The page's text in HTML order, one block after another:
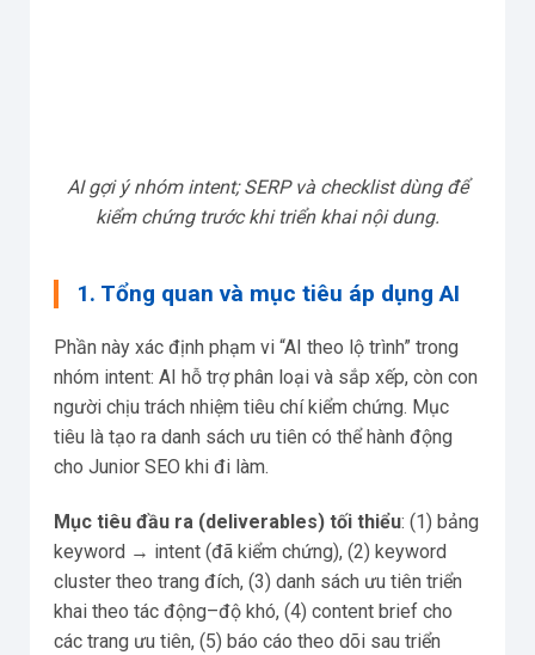
AI gợi ý nhóm intent; SERP và checklist dùng để
kiểm chứng trước khi triển khai nội dung.
1. Tổng quan và mục tiêu áp dụng AI
Phần này xác định phạm vi “AI theo lộ trình” trong
nhóm intent: AI hỗ trợ phân loại và sắp xếp, còn con
người chịu trách nhiệm tiêu chí kiểm chứng. Mục
tiêu là tạo ra danh sách ưu tiên có thể hành động
cho Junior SEO khi đi làm.
Mục tiêu đầu ra (deliverables) tối thiểu: (1) bảng
keyword → intent (đã kiểm chứng), (2) keyword
cluster theo trang đích, (3) danh sách ưu tiên triển
khai theo tác động–độ khó, (4) content brief cho
các trang ưu tiên, (5) báo cáo theo dõi sau triển